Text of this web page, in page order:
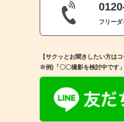
フリー
【サクッとお聞きしたい方は
※例)「〇〇撮影を検討中です